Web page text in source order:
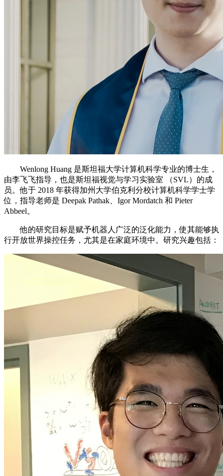
Wenlong Huang 是斯坦福大学计算机科学专业的博士生，
由李飞飞指导，也是斯坦福视觉与学习实验室 （SVL）的成
员。他于 2018 年获得加州大学伯克利分校计算机科学学士学
位，指导老师是 Deepak Pathak、Igor Mordatch 和 Pieter
Abbeel。
他的研究目标是赋予机器人广泛的泛化能力，使其能够执
行开放世界操控任务，尤其是在家庭环境中。研究兴趣包括：